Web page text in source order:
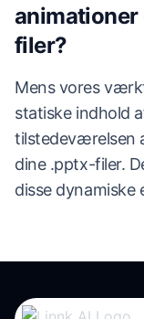
animationer
filer?
Mens vores
statiske indhold
tilstedeværelsen
dine .pptx-filer.
disse dynamiske